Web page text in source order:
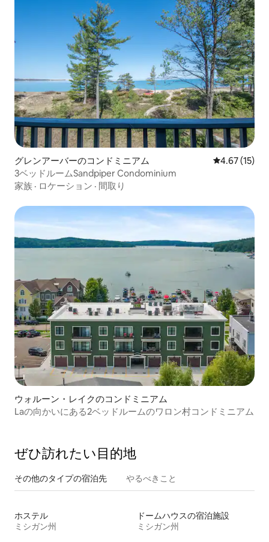
グレンアーバーのコンドミニアム レビュー15
4.67 (15)
3ベッドルームSandpiper Condominium
家族 · ロケーション · 間取り
ウォルーン・レイクのコンドミニアム
Laの向かいにある2ベッドルームのワロン村コンドミニアム
ぜひ訪⁠れ⁠た⁠い目⁠的⁠地
その他のタ⁠イ⁠プ⁠の宿⁠泊⁠先 やるべきこと
ホステル
ミシガン州
ドームハウスの宿泊施設
ミシガン州